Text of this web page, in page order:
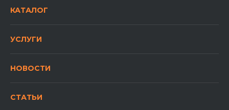
КАТАЛОГ
УСЛУГИ
НОВОСТИ
СТАТЬИ